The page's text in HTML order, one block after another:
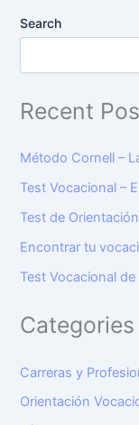
Search
Recent
Método Cornell –
Test Vocacional –
Test de
Encontrar tu
Test Vocacional
Categories
Carreras y
Orientación